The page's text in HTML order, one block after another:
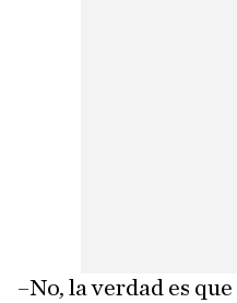
–No, la verdad es